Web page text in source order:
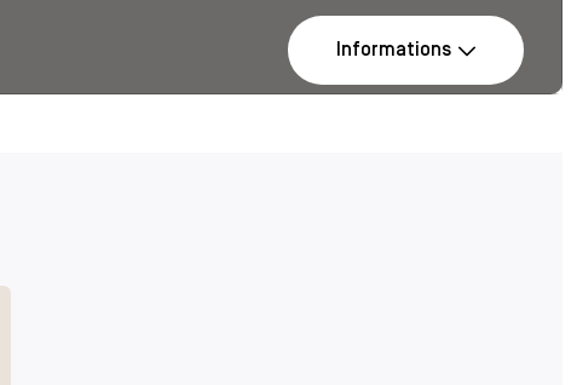
Informations